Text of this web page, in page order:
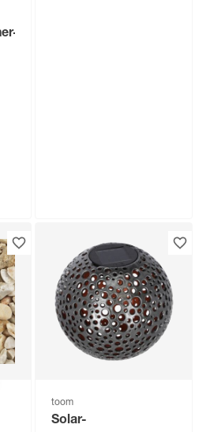
LED-Leuchtmittelset
Tropfen klar E27 40
W 470 lm warmweiß
3 Stück
6,99€
toom
Solar-